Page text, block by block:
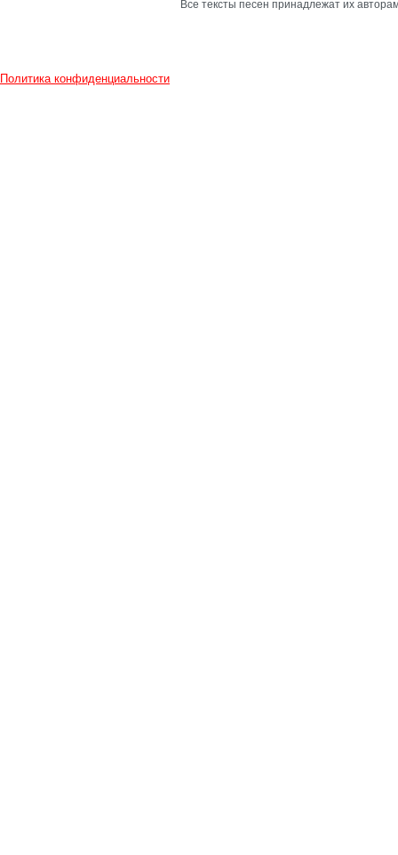
Все тексты песен принадлежат их
Политика конфиденциальности